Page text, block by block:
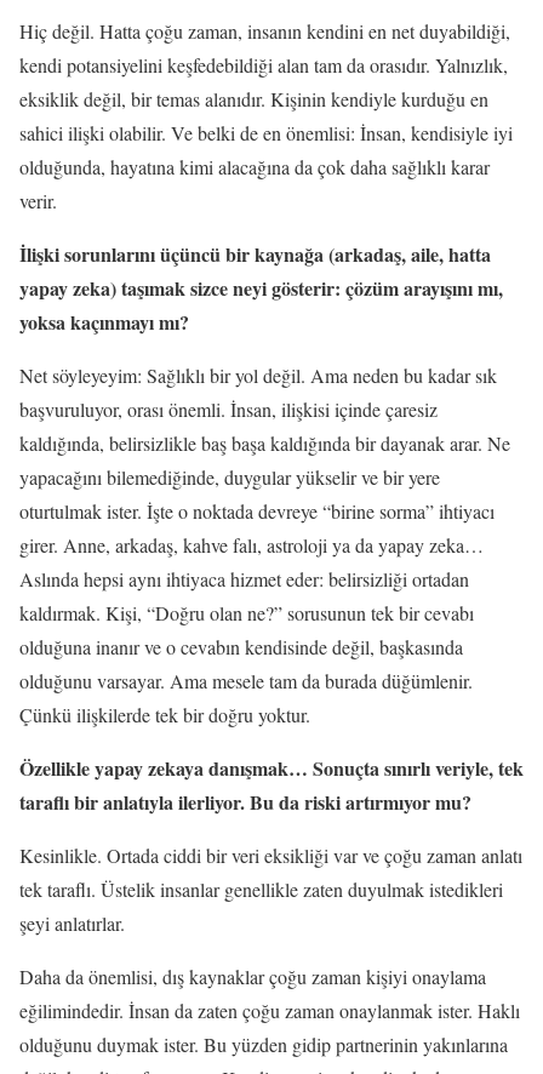
Hiç değil. Hatta çoğu zaman, insanın kendini en net duyabildiği,
kendi potansiyelini keşfedebildiği alan tam da orasıdır. Yalnızlık,
eksiklik değil, bir temas alanıdır. Kişinin kendiyle kurduğu en
sahici ilişki olabilir. Ve belki de en önemlisi: İnsan, kendisiyle iyi
olduğunda, hayatına kimi alacağına da çok daha sağlıklı karar
verir.
İlişki sorunlarını üçüncü bir kaynağa (arkadaş, aile, hatta
yapay zeka) taşımak sizce neyi gösterir: çözüm arayışını mı,
yoksa kaçınmayı mı?
Net söyleyeyim: Sağlıklı bir yol değil. Ama neden bu kadar sık
başvuruluyor, orası önemli. İnsan, ilişkisi içinde çaresiz
kaldığında, belirsizlikle baş başa kaldığında bir dayanak arar. Ne
yapacağını bilemediğinde, duygular yükselir ve bir yere
oturtulmak ister. İşte o noktada devreye “birine sorma” ihtiyacı
girer. Anne, arkadaş, kahve falı, astroloji ya da yapay zeka…
Aslında hepsi aynı ihtiyaca hizmet eder: belirsizliği ortadan
kaldırmak. Kişi, “Doğru olan ne?” sorusunun tek bir cevabı
olduğuna inanır ve o cevabın kendisinde değil, başkasında
olduğunu varsayar. Ama mesele tam da burada düğümlenir.
Çünkü ilişkilerde tek bir doğru yoktur.
Özellikle yapay zekaya danışmak… Sonuçta sınırlı veriyle, tek
taraflı bir anlatıyla ilerliyor. Bu da riski artırmıyor mu?
Kesinlikle. Ortada ciddi bir veri eksikliği var ve çoğu zaman anlatı
tek taraflı. Üstelik insanlar genellikle zaten duyulmak istedikleri
şeyi anlatırlar.
Daha da önemlisi, dış kaynaklar çoğu zaman kişiyi onaylama
eğilimindedir. İnsan da zaten çoğu zaman onaylanmak ister. Haklı
olduğunu duymak ister. Bu yüzden gidip partnerinin yakınlarına